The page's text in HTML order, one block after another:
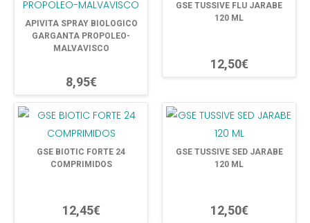
APIVITA SPRAY BIOLOGICO
GARGANTA PROPOLEO-
MALVAVISCO
8,95€
GSE TUSSIVE FLU JARABE
120 ML
12,50€
GSE BIOTIC FORTE 24
COMPRIMIDOS
12,45€
GSE TUSSIVE SED JARABE
120 ML
12,50€